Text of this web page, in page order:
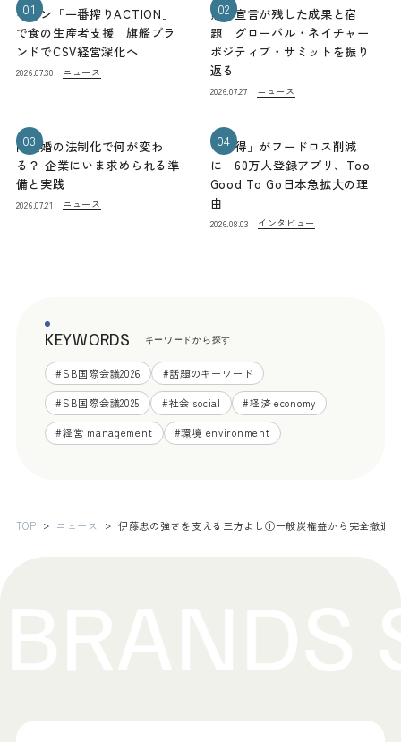
01
キリン「一番搾りACTION」
で食の生産者支援 旗艦ブラ
ンドでCSV経営深化へ
2026.07.30 ニュース
02
熊本宣言が残した成果と宿
題 グローバル・ネイチャー
ポジティブ・サミットを振り
返る
2026.07.27 ニュース
03
同性婚の法制化で何が変わ
る？ 企業にいま求められる準
備と実践
2026.07.21 ニュース
04
「お得」がフードロス削減
に 60万人登録アプリ、Too
Good To Go日本急拡大の理
由
2026.08.03 インタビュー
KEYWORDS キーワードから探す
#SB国際会議2026 #話題のキーワード
#SB国際会議2025 #社会 social #経済 economy
#経営 management #環境 environment
TOP ニュース 伊藤忠の強さを支える三方よし①一般炭権益から完全撤